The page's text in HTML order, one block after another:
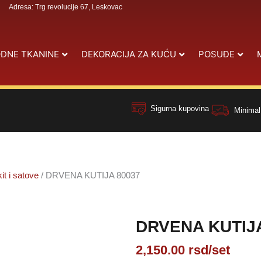
Adresa: Trg revolucije 67, Leskovac
TKANINE DEKORACIJA ZA KUĆU POSUĐE
Sigurna kupovina
i satove / DRVENA KUTIJA 80037
DRVENA
2,150.00 rsd/set